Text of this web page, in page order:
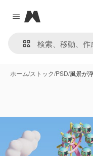
Close menu
Magnific
ホーム/ストック/PSD/風景が